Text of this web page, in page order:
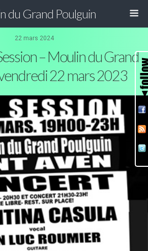
du Grand Poulguin
22 mars 2024
– Moulin du Grand
22 mars 2023